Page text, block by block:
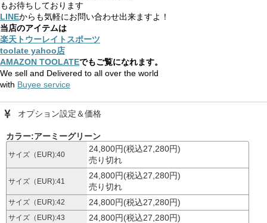
もお待ちしております
LINEからも気軽にお問い合わせ出来ますよ！
当店のアイテムは
楽天トウーレイトスポーツ
toolate yahoo店
AMAZON TOOLATEでもご覧になれます。
We sell and Delivered to all over the world
with Buyee service
オプション設定＆価格
カラー:アーミーグリーン
サイズ（EUR):40
24,800円(税込27,280円)
売り切れ
サイズ（EUR):41
24,800円(税込27,280円)
売り切れ
サイズ（EUR):42 24,800円(税込27,280円)
サイズ（EUR):43 24,800円(税込27,280円)